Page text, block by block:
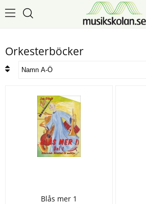
Orkesterböcker
Blås mer 1